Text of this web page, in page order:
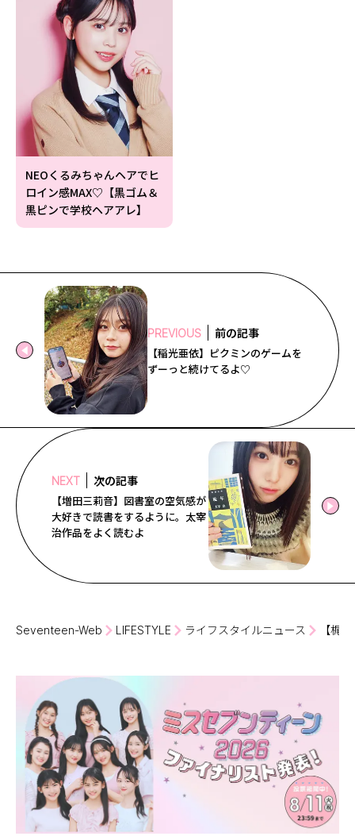
NEOくるみちゃんヘアでヒ
ロイン感MAX♡【黒ゴム＆
黒ピンで学校ヘアアレ】
PREVIOUS 前の記事
【稲光亜依】ピクミンのゲームを
ずーっと続けてるよ♡
NEXT 次の記事
【増田三莉音】図書室の空気感が
大好きで読書をするように。太宰
治作品をよく読むよ
Seventeen-Web LIFESTYLE ライフスタイルニュース 【梶